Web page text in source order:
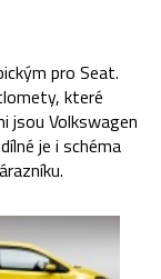
pro Seat.
které
jsou Volkswagen
je i schéma